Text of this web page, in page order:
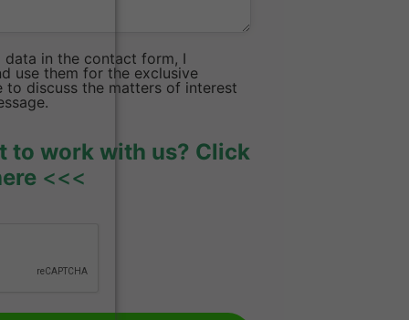
data in the contact form, I
use them for the exclusive
discuss the matters of interest
to work with us? Click
<<<